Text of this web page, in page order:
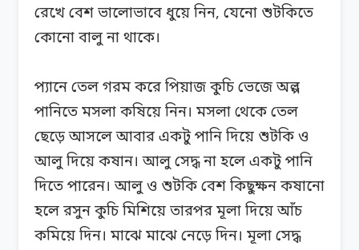
রেখে বেশ ভালোভাবে ধুয়ে নিন, যেনো শুটকিতে
কোনো বালু না থাকে।
প্যানে তেল গরম করে পিয়াজ কুচি ভেজে অল্প
পানিতে মসলা কষিয়ে নিন। মসলা থেকে তেল
ছেড়ে আসলে আবার একটু পানি দিয়ে শুটকি ও
আলু দিয়ে কষান। আলু সেদ্ধ না হলে একটু পানি
দিতে পারেন। আলু ও শুটকি বেশ কিছুক্ষন কষানো
হলে রসুন কুচি মিশিয়ে তারপর মূলা দিয়ে আঁচ
কমিয়ে দিন। মাঝে মাঝে নেড়ে দিন। মূলা সেদ্ধ